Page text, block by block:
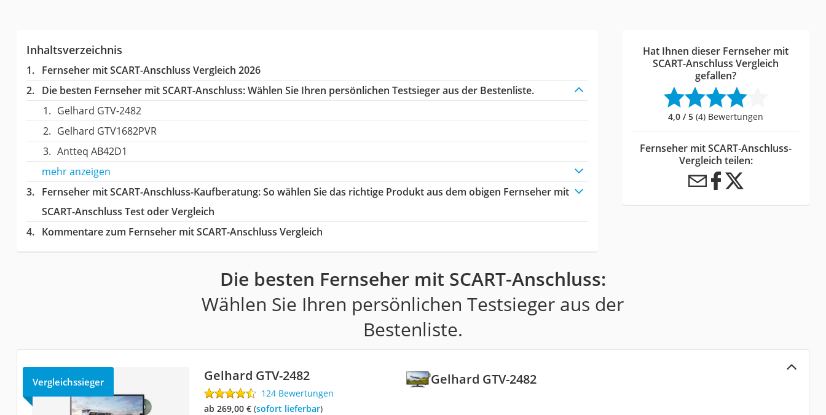
Inhaltsverzeichnis
Fernseher mit SCART-Anschluss Vergleich 2026
Die besten Fernseher mit SCART-Anschluss:Wählen Sie Ihren persönlichen Testsieger aus der Bestenliste.
Gelhard GTV-2482
Gelhard GTV1682PVR
Antteq AB42D1
mehr anzeigen
Fernseher mit SCART-Anschluss-Kaufberatung: So wählen Sie das richtige Produkt aus dem obigen Fernseher mit
SCART-Anschluss Test oder Vergleich
Kommentare zum Fernseher mit SCART-Anschluss Vergleich
Hat Ihnen dieser Fernseher mit
SCART-Anschluss Vergleich
gefallen?
4,0 / 5 (4) Bewertungen
Fernseher mit SCART-Anschluss-
Vergleich teilen:
Die besten Fernseher mit SCART-Anschluss:
Wählen Sie Ihren persönlichen Testsieger aus der
Bestenliste.
Gelhard GTV-2482
Vergleichssieger Gelhard GTV-2482
124 Bewertungen
ab 269,00 €( Sofort lieferbar)